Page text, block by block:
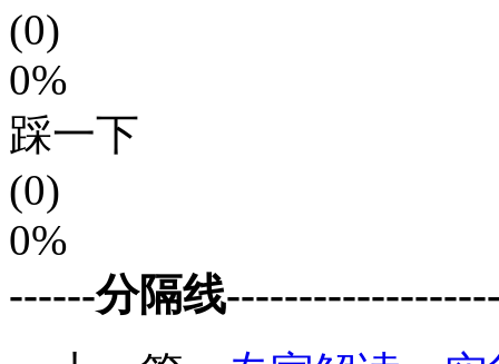
(0)
0%
踩一下
(0)
0%
------分隔线